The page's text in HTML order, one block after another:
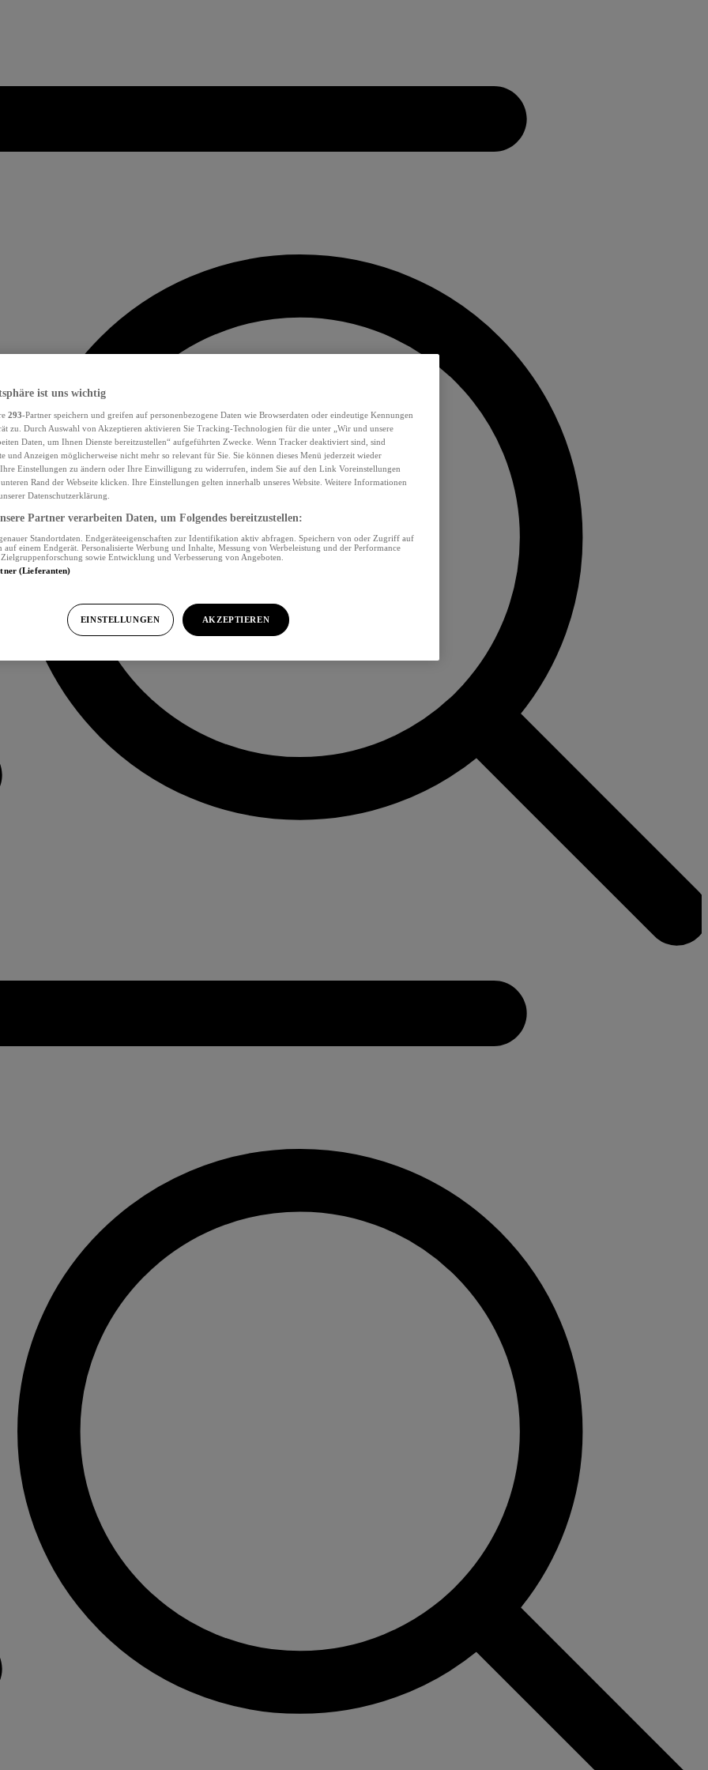
ist uns wichtig
293-Partner speichern und greifen auf personenbezogene Daten wie Browserdaten oder eindeutige Kennungen
zu. Durch Auswahl von Akzeptieren aktivieren Sie Tracking-Technologien für die unter „Wir und unsere
Daten, um Ihnen Dienste bereitzustellen“ aufgeführten Zwecke. Wenn Tracker deaktiviert sind, sind
und Anzeigen möglicherweise nicht mehr so relevant für Sie. Sie können dieses Menü jederzeit wieder
Einstellungen zu ändern oder Ihre Einwilligung zu widerrufen, indem Sie auf den Link Voreinstellungen
Rand der Webseite klicken. Ihre Einstellungen gelten innerhalb unseres Website. Weitere Informationen
Datenschutzerklärung.
Partner verarbeiten Daten, um Folgendes bereitzustellen:
Standortdaten. Endgeräteeigenschaften zur Identifikation aktiv abfragen. Speichern von oder Zugriff auf
einem Endgerät. Personalisierte Werbung und Inhalte, Messung von Werbeleistung und der Performance
sowie Entwicklung und Verbesserung von Angeboten.
(Lieferanten)
EINSTELLUNGEN AKZEPTIEREN